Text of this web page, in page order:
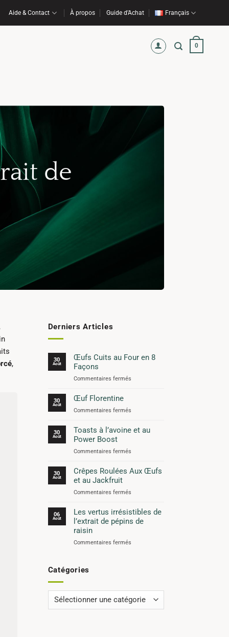
Aide & Contact À propos Guide d’Achat Français
0
de
,
Derniers Articles
30
Août
Œufs Cuits au Four en 8
Façons
Commentaires ferméssur
Four
8
30
Août
Œuf Florentine
Commentaires ferméssur
Florentine
30
Août
Toasts à l’avoine et au
Power Boost
Commentaires ferméssur
à
au
Boost
30
Août
Crêpes Roulées Aux Œufs
et au Jackfruit
Commentaires ferméssur
Roulées
Aux
au
06
Août
Les vertus irrésistibles de
l’extrait de pépins de
raisin
Commentaires ferméssur
pépins
de
Catégories
Catégories